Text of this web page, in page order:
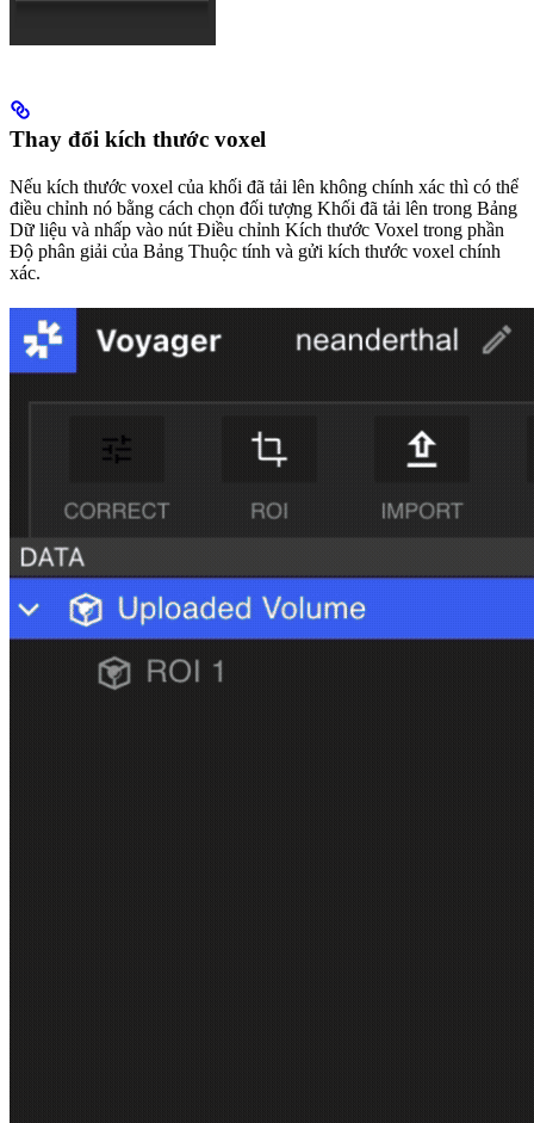
Thay đổi kích thước voxel
Nếu kích thước voxel của khối đã tải lên không chính xác thì có thể
điều chỉnh nó bằng cách chọn đối tượng Khối đã tải lên trong Bảng
Dữ liệu và nhấp vào nút Điều chỉnh Kích thước Voxel trong phần
Độ phân giải của Bảng Thuộc tính và gửi kích thước voxel chính
xác.